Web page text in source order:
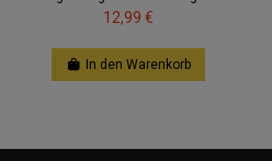
12,99 €
In den Warenkorb